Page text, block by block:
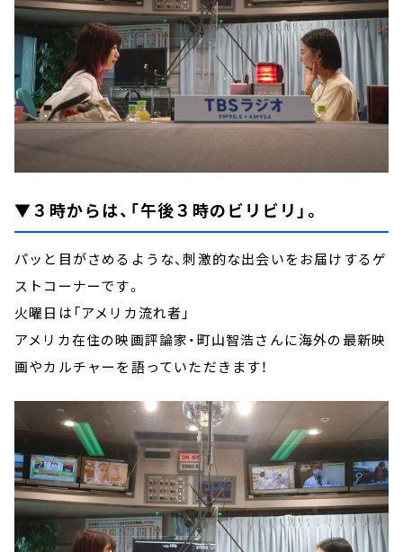
▼３時からは、 「午後３時のビリビリ」 。
パッと目がさめるような、刺激的な出会いをお届けするゲ
ストコーナーです。
火曜日は「アメリカ流れ者」
アメリカ在住の映画評論家・町山智浩さんに海外の最新映
画やカルチャーを語っていただきます！